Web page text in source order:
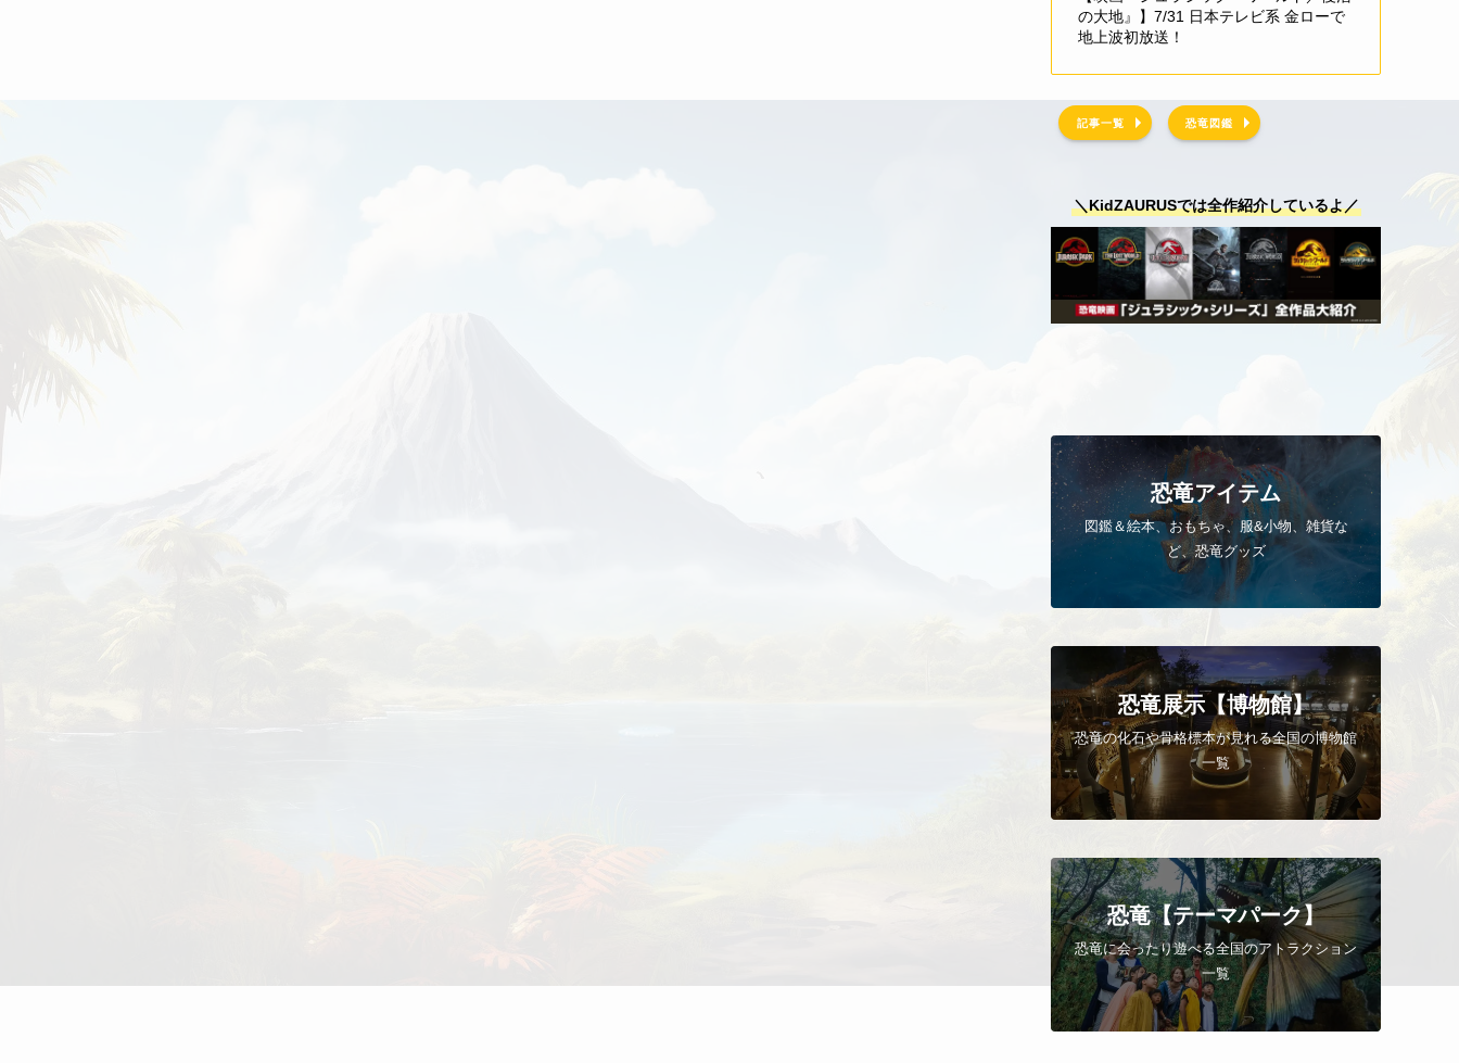
の大地』】7/31 日本テレビ系 金ローで
地上波初放送！
記事一覧 恐竜図鑑
＼KidZAURUSでは全作紹介しているよ／
恐竜アイテム
図鑑＆絵本、おもちゃ、服&小物、雑貨な
ど、恐竜グッズ
恐竜展示【博物館】
恐竜の化石や骨格標本が見れる全国の博物館
一覧
恐竜【テーマパーク】
恐竜に会ったり遊べる全国のアトラクション
一覧